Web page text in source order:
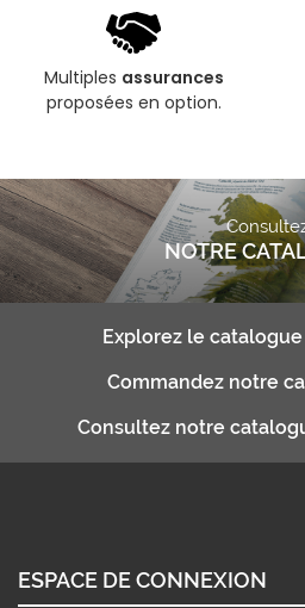
Multiples assurances
proposées en option.
NOTRE
Explorez le
Commandez notre
Consultez notre
ESPACE DE CONNEXION